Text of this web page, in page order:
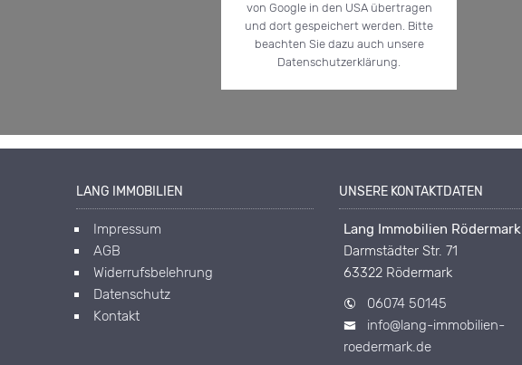
von Google in den USA übertragen
und dort gespeichert werden. Bitte
beachten Sie dazu auch unsere
Datenschutzerklärung.
LANG IMMOBILIEN
Impressum
AGB
Widerrufsbelehrung
Datenschutz
Kontakt
UNSERE KONTAKTDATEN
Lang Immobilien Rödermark
Darmstädter Str. 71
63322 Rödermark
06074 50145
info@lang-immobilien-
roedermark.de